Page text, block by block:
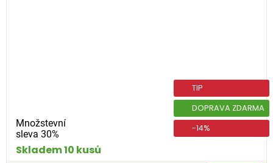
Množstevní
sleva 30%
TIP
DOPRAVA ZDARMA
-14%
Skladem 10 kusů